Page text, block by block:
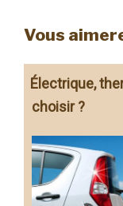
Vous
Électrique,
choisir ?